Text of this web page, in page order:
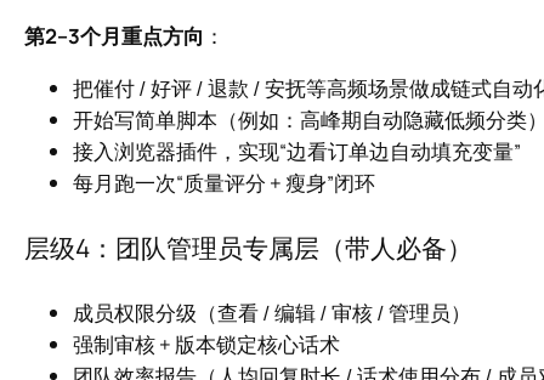
第2–3个月重点方向 ：
把催付 / 好评 / 退款 / 安抚等高频场景做成链式自动
开始写简单脚本（例如：高峰期自动隐藏低频分类）
接入浏览器插件，实现“边看订单边自动填充变量”
每月跑一次“质量评分 + 瘦身”闭环
层级4：团队管理员专属层（带人必备）
成员权限分级（查看 / 编辑 / 审核 / 管理员）
强制审核 + 版本锁定核心话术